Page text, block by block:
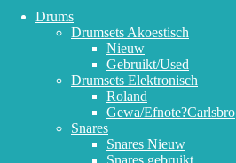
Drums
Drumsets Akoestisch
Nieuw
Gebruikt/Used
Drumsets Elektronisch
Roland
Gewa/Efnote?Carlsbro
Snares
Snares Nieuw
Snares gebruikt